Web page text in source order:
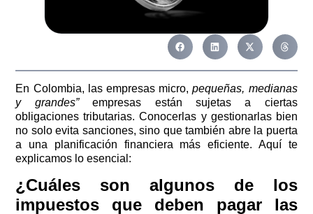
En Colombia, las empresas micro,pequeñas, medianas
y grandes”empresas están sujetas a ciertas
obligaciones tributarias. Conocerlas y gestionarlas bien
no solo evita sanciones, sino que también abre la puerta
a una planificación financiera más eficiente. Aquí te
explicamos lo esencial:
¿ Cuáles son algunos de los
impuestos que deben pagar las